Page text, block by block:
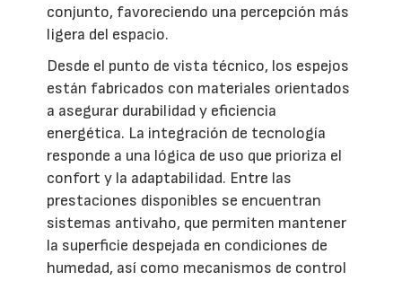
conjunto, favoreciendo una percepción más
ligera del espacio.
Desde el punto de vista técnico, los espejos
están fabricados con materiales orientados
a asegurar durabilidad y eficiencia
energética. La integración de tecnología
responde a una lógica de uso que prioriza el
confort y la adaptabilidad. Entre las
prestaciones disponibles se encuentran
sistemas antivaho, que permiten mantener
la superficie despejada en condiciones de
humedad, así como mecanismos de control